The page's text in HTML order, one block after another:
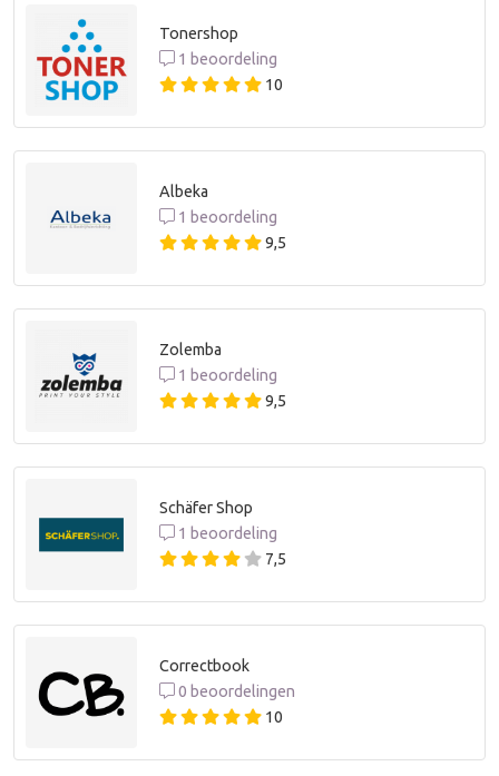
Tonershop
1 beoordeling
10
Albeka
1 beoordeling
9,5
Zolemba
1 beoordeling
9,5
Schäfer Shop
1 beoordeling
7,5
Correctbook
0 beoordelingen
10